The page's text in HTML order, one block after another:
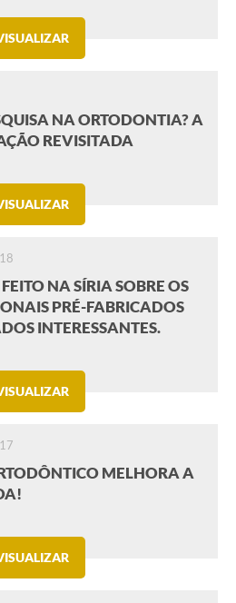
NA ORTODONTIA? A
REVISITADA
NA SÍRIA SOBRE OS
PRÉ-FABRICADOS
INTERESSANTES.
MELHORA A